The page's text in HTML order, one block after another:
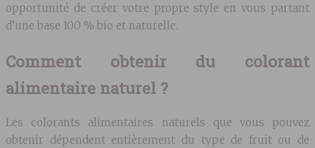
opportunité de créer votre propre style en vous partant
d’une base 100 % bio et naturelle.
Comment obtenir du colorant
alimentaire naturel ?
Les colorants alimentaires naturels que vous pouvez
obtenir dépendent entièrement du type de fruit ou de